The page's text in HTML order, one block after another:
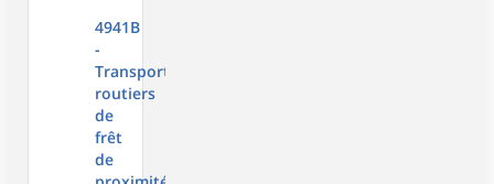
4941B
-
Transports
routiers
de
frêt
de